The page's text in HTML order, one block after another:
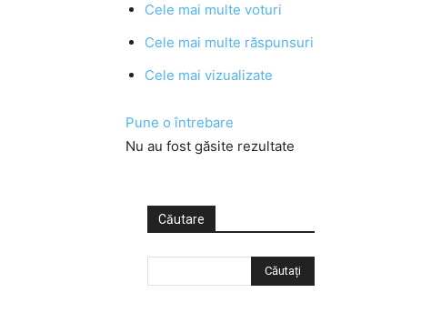
Cele mai multe voturi
Cele mai multe răspunsuri
Cele mai vizualizate
Pune o întrebare
Nu au fost găsite rezultate
Căutare